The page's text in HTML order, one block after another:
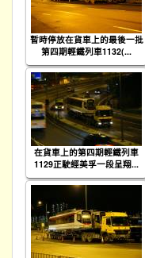
暫時停放在貨車上的最後一批
第四期輕鐵列車1132(...
在貨車上的第四期輕鐵列車
1129正駛經美孚一段呈翔...